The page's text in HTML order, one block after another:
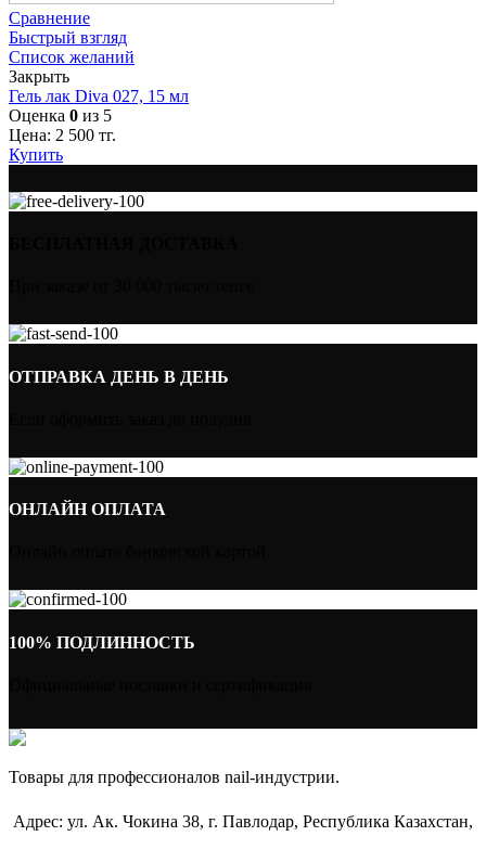
Сравнение
Быстрый взгляд
Список желаний
Закрыть
Гель лак Diva 027, 15 мл
Оценка 0 из 5
Цена: 2 500 тг.
Купить
ОТПРАВКА ДЕНЬ В ДЕНЬ
ОНЛАЙН ОПЛАТА
100% ПОДЛИННОСТЬ
Товары для профессионалов nail-индустрии.
Адрес: ул. Ак. Чокина 38, г. Павлодар, Республика Казахстан,